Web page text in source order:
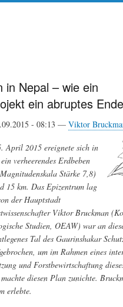
in Nepal – wie ein
ein abruptes
- 08:13 — Viktor
April 2015 ereignete sich in
verheerendes Erdbeben
Stärke 7,8 )
15 km. Das Epizentrum lag
der Hauptstadt
Viktor Bruckman
Studien, OEAW) war an
Tal des Gaurinshakar
um im Rahmen eines
und Forstbewirtschaftung
diesen Plan zunichte.
erlebte.